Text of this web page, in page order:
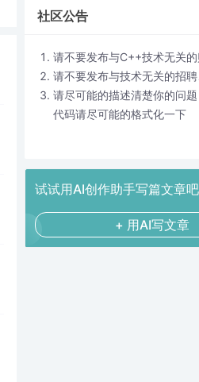
社区公告
请不要发布与C++技术无关
请不要发布与技术无关的招
请尽可能的描述清楚你的问
代码请尽可能的格式化一下
试试用AI创作助手写篇文章吧
+ 用AI写文章